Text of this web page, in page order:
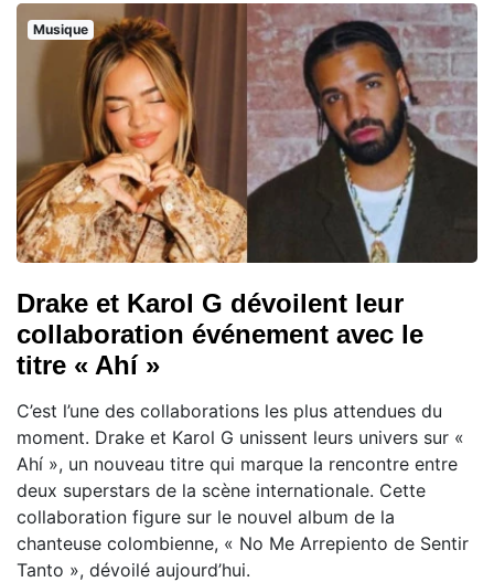
Musique
Drake et Karol G dévoilent leur
collaboration événement avec le
titre « Ahí »
C’est l’une des collaborations les plus attendues du
moment. Drake et Karol G unissent leurs univers sur «
Ahí », un nouveau titre qui marque la rencontre entre
deux superstars de la scène internationale. Cette
collaboration figure sur le nouvel album de la
chanteuse colombienne, « No Me Arrepiento de Sentir
Tanto », dévoilé aujourd’hui.